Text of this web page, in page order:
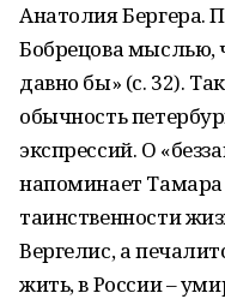
Анатолия Бергера.
Бобрецова мыслью,
давно бы» (с. 32).
обычность
экспрессий. О
напоминает Тамара
таинственности
Вергелис, а
жить, в России –